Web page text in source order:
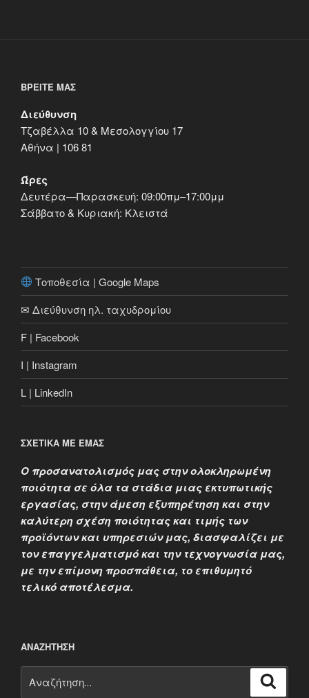
ΒΡΕΊΤΕ ΜΑΣ
Διεύθυνση
Τζαβέλλα 10 & Μεσολογγίου 17
Αθήνα | 106 81
Ώρες
Δευτέρα—Παρασκευή: 09:00πμ–17:00μμ
Σάββατο & Κυριακή: Κλειστά
Τοποθεσία | Google Maps
✉ Διεύθυνση ηλ. ταχυδρομίου
F | Facebook
I | Instagram
L | LinkedIn
ΣΧΕΤΙΚΑ ΜΕ ΕΜΑΣ
Ο προσανατολισμός μας στην ολοκληρωμένη
ποιότητα σε όλα τα στάδια μιας εκτυπωτικής
εργασίας, στην άμεση εξυπηρέτηση και στην
καλύτερη σχέση ποιότητας και τιμής των
προϊόντων και υπηρεσιών μας, διασφαλίζει με
τον επαγγελματισμό και την τεχνογνωσία μας,
με την επίμονη προσπάθεια, το επιθυμητό
τελικό αποτέλεσμα.
ΑΝΑΖΉΤΗΣΗ
για: